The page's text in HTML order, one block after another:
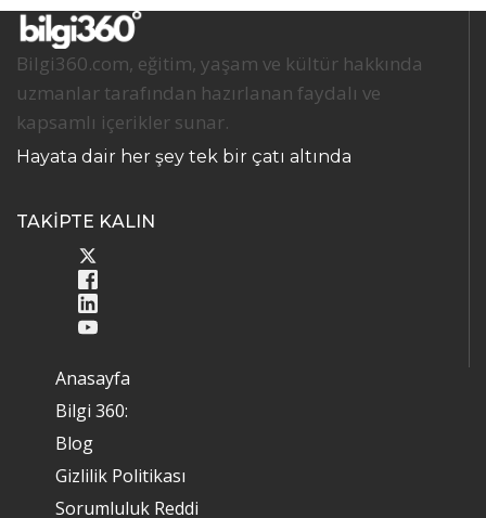
Bilgi360.com, eğitim, yaşam ve kültür hakkında
uzmanlar tarafından hazırlanan faydalı ve
kapsamlı içerikler sunar.
Hayata dair her şey tek bir çatı altında
TAKİPTE KALIN
Anasayfa
Bilgi 360:
Blog
Gizlilik Politikası
Sorumluluk Reddi